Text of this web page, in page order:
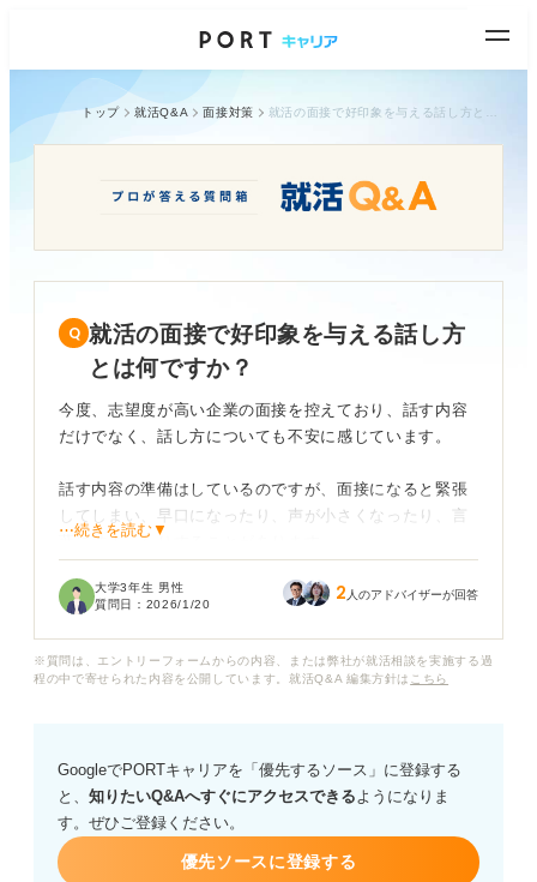
トップ 就活Q&A 面接対策
就活の面接で好印象を与える話し方
とは何ですか？
今度、志望度が高い企業の面接を控えており、話す内容
だけでなく、話し方についても不安に感じています。
話す内容の準備はしているのですが、面接になると緊張
してしまい、早口になったり、声が小さくなったり、言
葉に詰まったりすることがあります。
面接官に「話し方が自信なさそう」「暗い」といった印
すスピードなど、具体的にどうすれば良いのかがわかり
に見せるための具体的な話し方のテクニックや、注意す
べきポイントについてアドバイスをお願いします。
⋯続きを読む▼
大学3年生 男性
質問日： 2026/1/20 2 人のアドバイザーが回答
※質問は、エントリーフォームからの内容、または弊社が就活相談を実施する過
程の中で寄せられた内容を公開しています。就活Q&A 編集方針は こちら
GoogleでPORTキャリアを「優先するソース」に登録する
と、 知りたいQ&Aへすぐにアクセスできるようになりま
す。ぜひご登録ください。
優先ソースに登録する